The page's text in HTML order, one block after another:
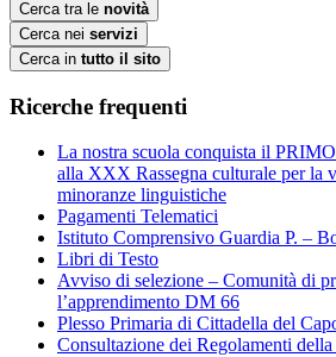
Cerca tra le novità
Cerca nei servizi
Cerca in tutto il sito
Ricerche frequenti
La nostra scuola conquista il
alla XXX Rassegna culturale per la
minoranze linguistiche
Pagamenti Telematici
Istituto Comprensivo Guardia P. –
Libri di Testo
Avviso di selezione – Comunità di
l’apprendimento DM 66
Plesso Primaria di Cittadella del
Consultazione dei Regolamenti della